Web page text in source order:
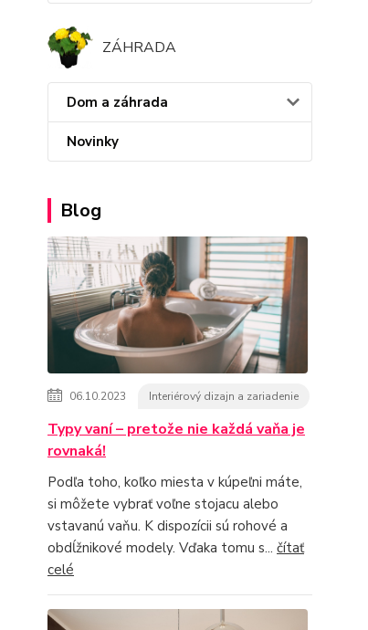
ZÁHRADA
Dom a záhrada
Novinky
Blog
06.10.2023 Interiérový dizajn a zariadenie
Typy vaní – pretože nie každá vaňa je
rovnaká!
Podľa toho, koľko miesta v kúpeľni máte,
si môžete vybrať voľne stojacu alebo
vstavanú vaňu. K dispozícii sú rohové a
obdĺžnikové modely. Vďaka tomu s... čítať
celé